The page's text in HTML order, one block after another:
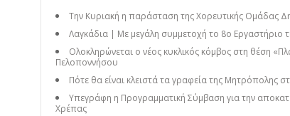
Την Κυριακή η παράσταση της Χορευτικής Ομάδας
Λαγκάδια | Με μεγάλη συμμετοχή το 8ο Εργαστήριο
Ολοκληρώνεται ο νέος κυκλικός κόμβος στη θέση
Πελοποννήσου
Πότε θα είναι κλειστά τα γραφεία της Μητρόπολης
Υπεγράφη η Προγραμματική Σύμβαση για την
Χρέπας